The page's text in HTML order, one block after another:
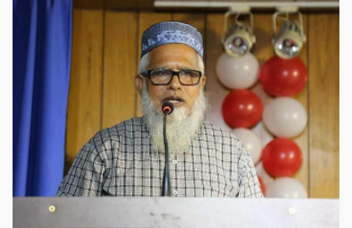
নবীনবরণ - ২০২৫